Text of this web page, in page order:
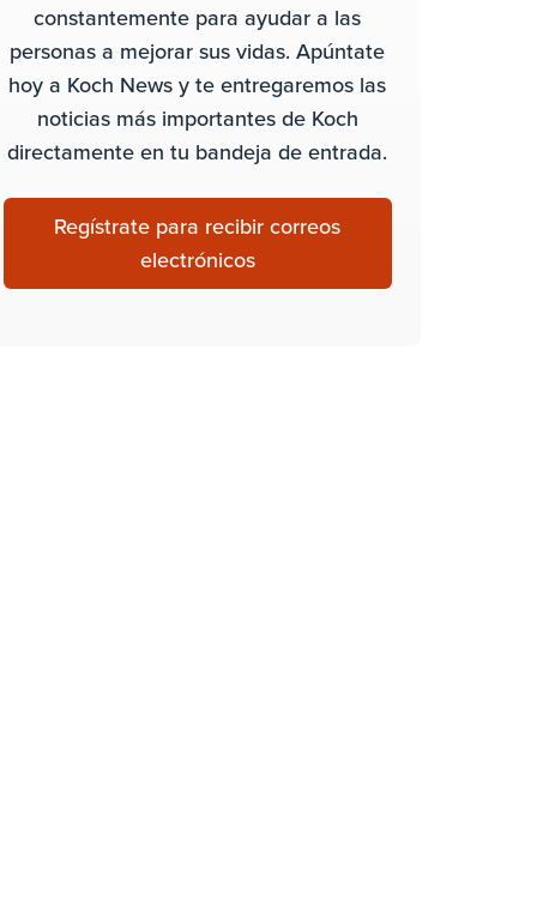
constantemente para ayudar a las
personas a mejorar sus vidas. Apúntate
hoy a Koch News y te entregaremos las
noticias más importantes de Koch
directamente en tu bandeja de entrada.
Regístrate para recibir correos
electrónicos